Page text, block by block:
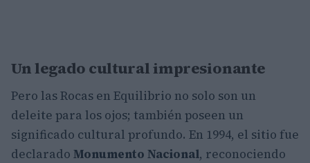
Un legado cultural impresionante
Pero las Rocas en Equilibrio no solo son un
deleite para los ojos; también poseen un
significado cultural profundo. En 1994, el sitio fue
declarado Monumento Nacional, reconociendo